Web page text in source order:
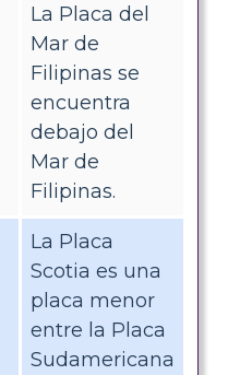
La Placa del
Mar de
Filipinas se
encuentra
debajo del
Mar de
Filipinas.
La Placa
Scotia es una
placa menor
entre la Placa
Sudamericana